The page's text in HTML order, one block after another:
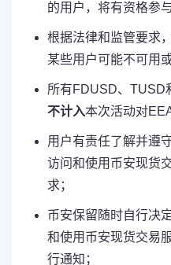
的用户，将有资格参
根据法律和监管要求
某些用户可能不可用
所有FDUSD、TUSD
不计入本次活动对
用户有责任了解并遵
访问和使用币安现货
求；
币安保留随时自行决
和使用币安现货交易
行通知；